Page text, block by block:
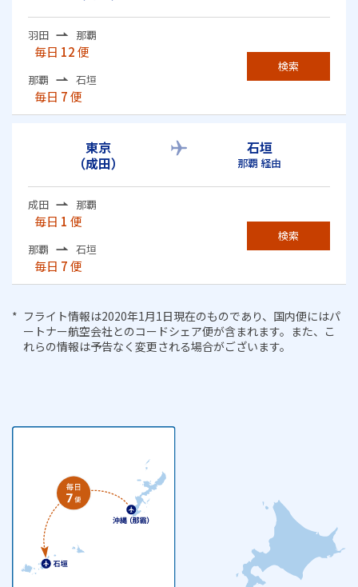
羽田 那覇
毎日 12便
那覇 石垣
毎日 7便
検索
東京
（成田）
石垣
那覇 経由
成田 那覇
毎日 1 便
那覇 石垣
毎日 7便
検索
フライト情報は2020年1月1日現在のものであり、国内便にはパ
ートナー航空会社とのコードシェア便が含まれます。また、こ
れらの情報は予告なく変更される場合がございます。